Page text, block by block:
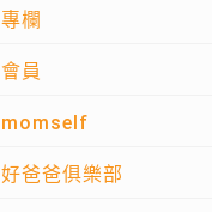
專欄
會員
momself
好爸爸俱樂部